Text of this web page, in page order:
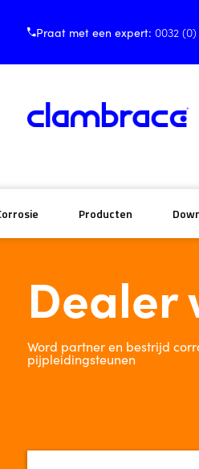
Praat met een expert:0032 (0)
Producten
Dealer
Word partner en bestrijd
pijpleidingsteunen